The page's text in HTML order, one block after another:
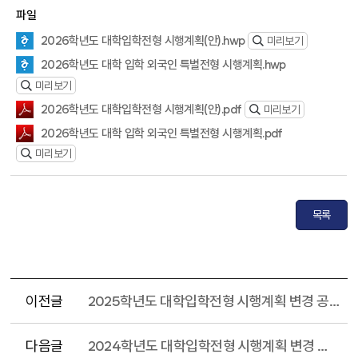
파일
2026학년도 대학입학전형 시행계획(안).hwp
미리보기
2026학년도 대학 입학 외국인 특별전형 시행계획.hwp
미리보기
2026학년도 대학입학전형 시행계획(안).pdf 미리보기
2026학년도 대학 입학 외국인 특별전형 시행계획.pdf
미리보기
목록
이전글 2025학년도 대학입학전형 시행계획 변경 공지인쇄
다음글 2024학년도 대학입학전형 시행계획 변경 공지